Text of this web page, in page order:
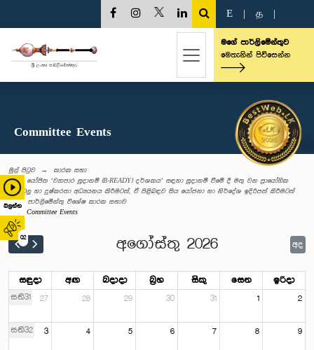
බලන්න
02
E த
මගේ පාර්ලිමේන්තුව
මෙතැනින් පිවිසෙන්න
Committee Events
මුල් පිටුව
කාරක සභා
යෝජිත ‘ව්‍යාපාර සූදානම් (B-READY) දර්ශකය’ සඳහා සූදානම් වීමේ දී මතු වන ප්‍රායෝගික
ගැටලු හා දුෂ්කරතා අධ්‍යයනය කිරීමටත්, ඒ පිළිබඳව සිය යෝජනා හා නිර්දේශ ඉදිරිපත් කිරීමටත්
වන පාර්ලිමේන්තු විශේෂ කාරක සභාව
Committee Events
අගෝස්තු 2026 අද
සඳුදා අඟ බදාදා බ්‍රහ සිකු සෙන ඉරිදා
සති31 27 28 29 30 31 1 2
සති32 3 4 5 6 7 8 9